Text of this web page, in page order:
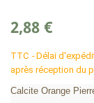
2,88 €
TTC
Délai
après réception du
Calcite Orange